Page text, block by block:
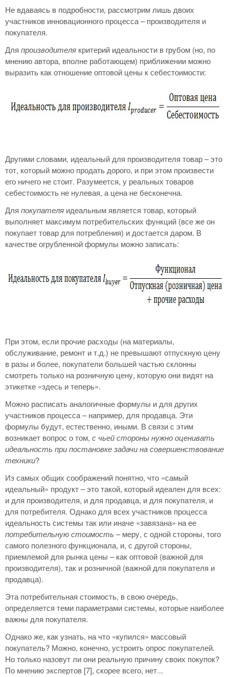
Не вдаваясь в подробности, рассмотрим лишь двоих
участников инновационного процесса – производителя и
покупателя.
Для производителя критерий идеальности в грубом (но, по
мнению автора, вполне работающем) приближении можно
выразить как отношение оптовой цены к себестоимости:
Другими словами, идеальный для производителя товар – это
тот, который можно продать дорого, и при этом произвести
его ничего не стоит. Разумеется, у реальных товаров
себестоимость не нулевая, а цена не бесконечна.
Для покупателя идеальным является товар, который
выполняет максимум потребительских функций (все же он
покупает товар для потребления) и достается даром. В
качестве огрубленной формулы можно записать:
При этом, если прочие расходы (на материалы,
обслуживание, ремонт и т.д.) не превышают отпускную цену
в разы и более, покупатели большей частью склонны
смотреть только на розничную цену, которую они видят на
этикетке «здесь и теперь».
Можно расписать аналогичные формулы и для других
участников процесса – например, для продавца. Эти
формулы будут, естественно, иными. В связи с этим
возникает вопрос о том, с чьей стороны нужно оценивать
идеальность при постановке задачи на совершенствование
техники?
Из самых общих соображений понятно, что «самый
идеальный» продукт – это такой, который идеален для всех:
и для производителя, и для продавца, и для покупателя, и
для потребителя. Однако для всех участников процесса
идеальность системы так или иначе «завязана» на ее
потребительную стоимость – меру, с одной стороны, того
самого полезного функционала, и, с другой стороны,
приемлемой для рынка цены – как оптовой (важной для
производителя), так и розничной (важной для покупателя и
продавца).
Эта потребительная стоимость, в свою очередь,
определяется теми параметрами системы, которые наиболее
важны для покупателя.
Однако же, как узнать, на что «купился» массовый
покупатель? Можно, конечно, устроить опрос покупателей.
Но только назовут ли они реальную причину своих покупок?
По мнению экспертов [7], скорее всего, нет...